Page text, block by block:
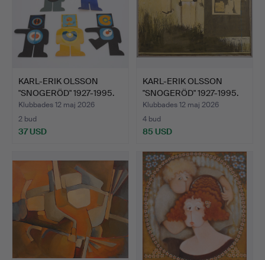
KARL-ERIK OLSSON
"SNOGERÖD" 1927-1995.
FEM…
Klubbades 12 maj 2026
2 bud
37 USD
KARL-ERIK OLSSON
"SNOGERÖD" 1927-1995.
OLJ…
Klubbades 12 maj 2026
4 bud
85 USD